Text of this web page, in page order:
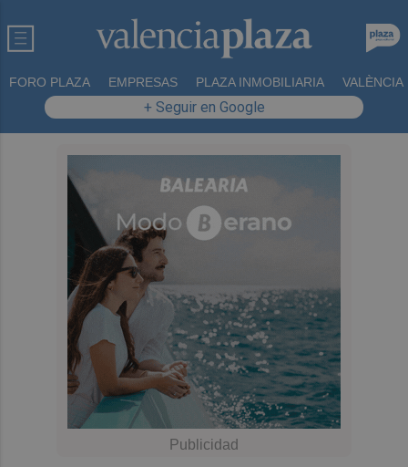
FORO PLAZA EMPRESAS PLAZA INMOBILIARIA VALÈNCIA
+ Seguir en Google